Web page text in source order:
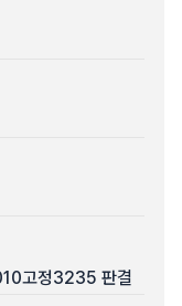
고정3235 판결